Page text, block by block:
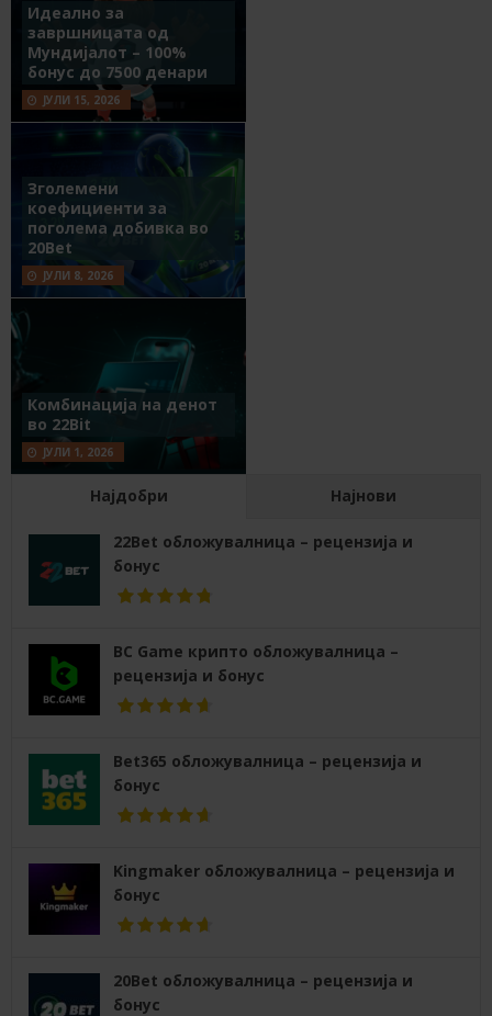
Идеално за
завршницата од
Мундијалот – 100%
бонус до 7500 денари
ЈУЛИ 15, 2026
Зголемени
коефициенти за
поголема добивка во
20Bet
ЈУЛИ 8, 2026
Комбинација на денот
во 22Bit
ЈУЛИ 1, 2026
Најдобри Најнови
22Bet обложувалница – рецензија и
бонус
BC Game крипто обложувалница –
рецензија и бонус
Bet365 обложувалница – рецензија и
бонус
Kingmaker обложувалница – рецензија и
бонус
20Bet обложувалница – рецензија и
бонус